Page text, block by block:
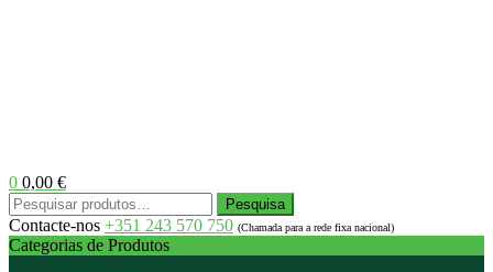
0 0,00 €
Menu
Pesquisar
por:
Pesquisa
Contacte-nos +351 243 570 750 (Chamada para a rede fixa nacional)
Categorias de Produtos